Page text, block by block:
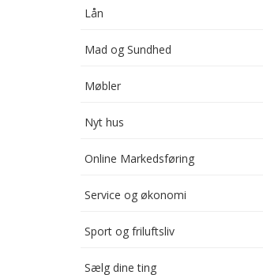
Lån
Mad og Sundhed
Møbler
Nyt hus
Online Markedsføring
Service og økonomi
Sport og friluftsliv
Sælg dine ting